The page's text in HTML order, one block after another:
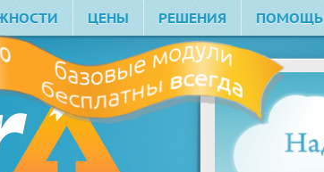
ЦЕНЫ РЕШЕНИЯ ПОМОЩЬ